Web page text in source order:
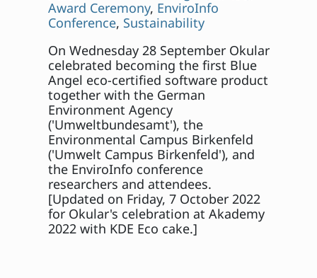
Award Ceremony, EnviroInfo
Conference, Sustainability
On Wednesday 28 September Okular
celebrated becoming the first Blue
Angel eco-certified software product
together with the German
Environment Agency
('Umweltbundesamt'), the
Environmental Campus Birkenfeld
('Umwelt Campus Birkenfeld'), and
the EnviroInfo conference
researchers and attendees.
[Updated on Friday, 7 October 2022
for Okular's celebration at Akademy
2022 with KDE Eco cake.]